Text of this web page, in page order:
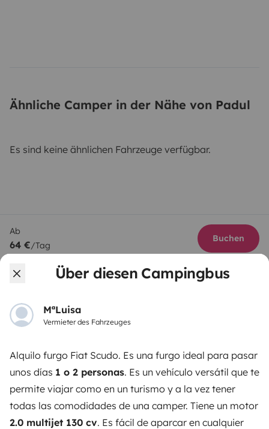
Über diesen Campingbus
MªLuisa
Vermieter des Fahrzeuges
Alquilo furgo Fiat Scudo. Es una furgo ideal para pasar
unos días 1 o 2 personas. Es un vehículo versátil que te
permite viajar como en un turismo y a la vez tener
todas las comodidades de una camper. Tiene un motor
2.0 multijet 130 cv. Es fácil de aparcar en cualquier
Ähnliche Camper in der Nähe von Padul
Es sind keine ähnlichen Fahrzeuge verfügbar.
Ab
64 €/Tag
Buchen
Yescapa ist eine Plattform, die das Mieten von
einfach und sicher macht. Wir agieren als Vermittler
und bieten eine schlüsselfertige Lösung für Menschen,
die Wohnmobile von privat mieten möchten.
Note 4.55/5 von 208 Kundenbewertungen auf Trusted